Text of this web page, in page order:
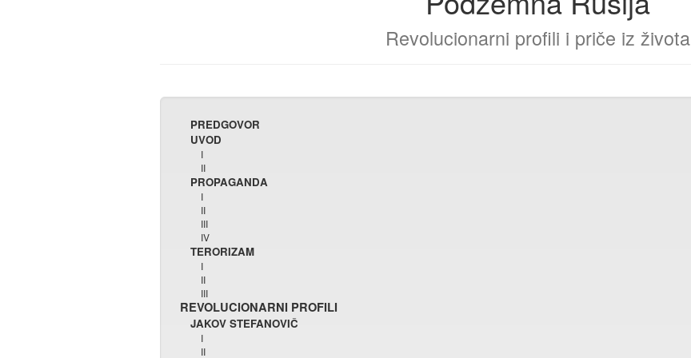
Revolucionarni profili i priče iz života
PREDGOVOR
UVOD
I
II
PROPAGANDA
I
II
III
IV
TERORIZAM
I
II
III
REVOLUCIONARNI PROFILI
JAKOV STEFANOVIČ
I
II